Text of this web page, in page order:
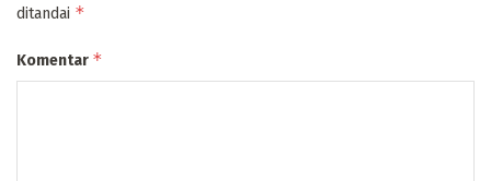
ditandai *
Komentar *